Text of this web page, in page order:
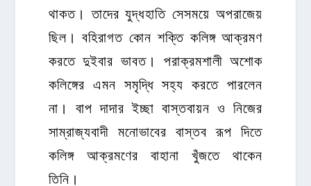
থাকত। তাদের যুদ্ধহাতি সেসময়ে অপরাজেয়
ছিল। বহিরাগত কোন শক্তি কলিঙ্গ আক্রমণ
করতে দুইবার ভাবত। পরাক্রমশালী অশোক
কলিঙ্গের এমন সমৃদ্ধি সহ্য করতে পারলেন
না। বাপ দাদার ইচ্ছা বাস্তবায়ন ও নিজের
সাম্রাজ্যবাদী মনোভাবের বাস্তব রূপ দিতে
কলিঙ্গ আক্রমণের বাহানা খুঁজতে থাকেন
তিনি।